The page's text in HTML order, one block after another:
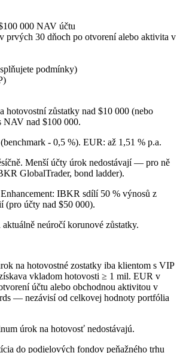
000 NAV účtu
prvých 30 dňoch po otvorení alebo aktivita v
podmínky)
zůstatky nad $10 000 (nebo
NAV nad $100 000.
- 0,5 %). EUR: až 1,51 % p.a.
Menší účty úrok nedostávají — pro ně
GlobalTrader, bond ladder).
IBKR sdílí 50 % výnosů z
(pro účty nad $50 000).
neúročí korunové zůstatky.
na hotovostné zostatky iba klientom s VIP
vkladom hotovosti ≥ 1 mil. EUR v
účtu alebo obchodnou aktivitou v
— nezávisí od celkovej hodnoty portfólia
úrok na hotovosť nedostávajú.
do podielových fondov peňažného trhu